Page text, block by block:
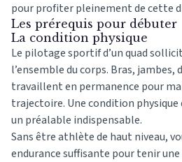
pour profiter pleinement de cette
Les prérequis pour débuter
La condition physique
Le pilotage sportif d’un quad
l’ensemble du corps. Bras, jambes,
travaillent en permanence pour
trajectoire. Une condition
un préalable indispensable.
Sans être athlète de haut niveau,
endurance suffisante pour tenir une